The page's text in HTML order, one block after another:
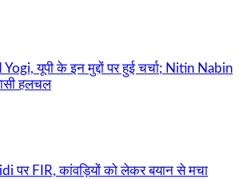
यूपी के इन मुद्दों पर हुई चर्चा; Nitin Nabin
हलचल
पर FIR, कांवड़ियों को लेकर बयान से मचा